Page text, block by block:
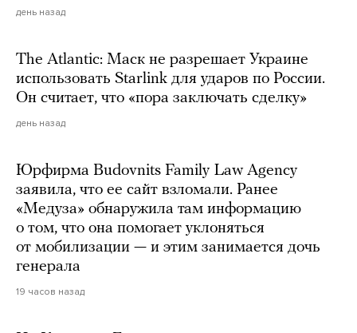
день назад
The Atlantic: Маск не разрешает Украине
использовать Starlink для ударов по России.
Он считает, что «пора заключать сделку»
день назад
Юрфирма Budovnits Family Law Agency
заявила, что ее сайт взломали. Ранее
«Медуза» обнаружила там информацию
о том, что она помогает уклоняться
от мобилизации — и этим занимается дочь
генерала
19 часов назад